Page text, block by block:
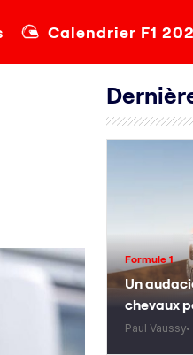
Calendrier F1
Formule 1
Un
chevaux
Paul Vaussy